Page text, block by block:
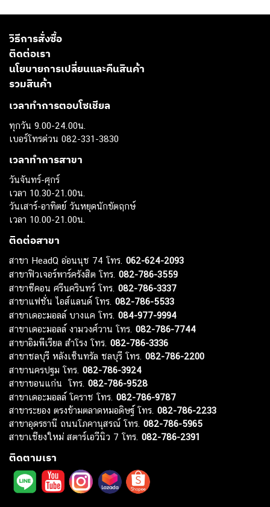
วิธีการสั่งซื้อ
ติดต่อเรา
นโยบายการเปลี่ยนและคืนสินค้า
รวมสินค้า
เวลาทำการตอบโซเชียล
ทุกวัน 9.00-24.00น.
เบอร์โทรด่วน 082-331-3830
เวลาทำการสาขา
วันจันทร์-ศุกร์
เวลา 10.30-21.00น.
วันเสาร์-อาทิตย์ วันหยุดนักขัตฤกษ์
เวลา 10.00-21.00น.
ติดต่อสาขา
สาขา HeadQ อ่อนนุช 74 โทร. 062-624-2093
สาขาฟิวเจอร์พาร์ครังสิต โทร. 082-786-3559
สาขาซีคอน ศรีนครินทร์ โทร. 082-786-3337
สาขาแฟชั่น ไอส์แลนด์ โทร. 082-786-5533
สาขาเดอะมอลล์ บางแค โทร. 084-977-9994
สาขาเดอะมอลล์ งามวงศ์วาน โทร. 082-786-7744
สาขาอิมพีเรียล สำโรง โทร. 082-786-3336
สาขาชลบุรี หลังเซ็นทรัล ชลบุรี โทร. 082-786-2200
สาขานครปฐม โทร. 082-786-3924
สาขาขอนแก่น โทร. 082-786-9528
สาขาเดอะมอลล์ โคราช โทร. 082-786-9787
สาขาระยอง ตรงข้ามตลาดหมอดิษฐ์ โทร. 082-786-2233
สาขาอุดรธานี ถนนโภคานุสรณ์ โทร. 082-786-5965
สาขาเชียงใหม่ สตาร์เอวีนิว 7 โทร. 082-786-2391
ติดตามเรา